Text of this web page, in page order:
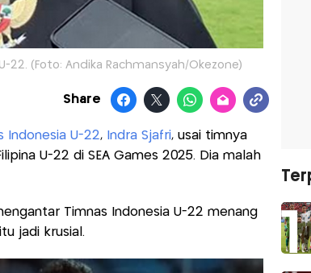
22. (Foto: Andika Rachmansyah/Okezone)
Share
Indonesia U-22, Indra Sjafri, usai timnya
U-22 di SEA Games 2025. Dia malah
Timnas Indonesia U-22 menang
jadi krusial.